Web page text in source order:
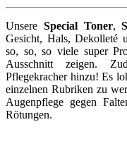
Unsere Special Toner,
Gesicht, Hals, Dekolleté
so, so, so viele super
Ausschnitt zeigen.
Pflegekracher hinzu! Es
einzelnen Rubriken zu
Augenpflege gegen
Rötungen.